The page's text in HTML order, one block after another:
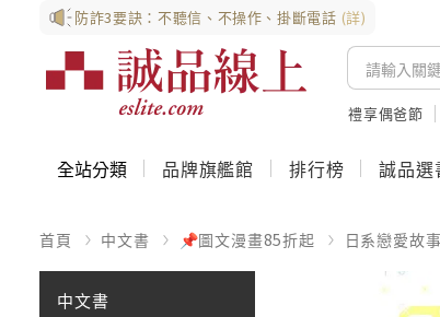
防詐3要訣：不聽信、不操作、掛斷電話 (詳)
禮享偶爸節
全站分類 品牌旗艦館 排行榜 誠品選
首頁 中文書 📌圖文漫畫85折起 日系戀愛故
中文書